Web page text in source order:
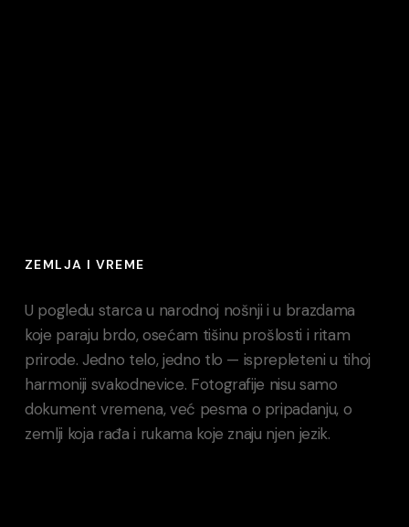
ZEMLJA I VREME
U pogledu starca u narodnoj nošnji i u brazdama
koje paraju brdo, osećam tišinu prošlosti i ritam
prirode. Jedno telo, jedno tlo — isprepleteni u tihoj
harmoniji svakodnevice. Fotografije nisu samo
dokument vremena, već pesma o pripadanju, o
zemlji koja rađa i rukama koje znaju njen jezik.